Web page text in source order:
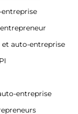
entreprise
et auto-entreprise
entreprise